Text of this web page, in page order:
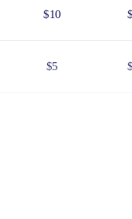
$10
$5